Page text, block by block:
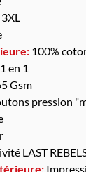
3XL
100%
en 1
Gsm
pression
LAST